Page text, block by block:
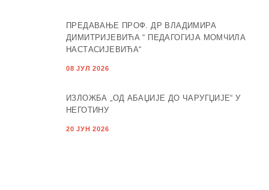
ПРЕДАВАЊЕ ПРОФ. ДР ВЛАДИМИРА
ДИМИТРИЈЕВИЋА “ ПЕДАГОГИЈА МОМЧИЛА
НАСТАСИЈЕВИЋА“
08 ЈУЛ 2026
ИЗЛОЖБА „ОД АБАЏИЈЕ ДО ЧАРУГЏИЈЕ“ У
НЕГОТИНУ
20 ЈУН 2026